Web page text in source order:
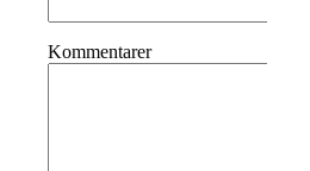
Kommentarer